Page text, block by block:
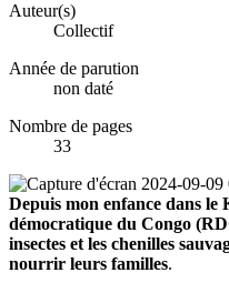
Auteur(s)
Collectif
Année de parution
non daté
Nombre de pages
33
Depuis mon enfance dans
démocratique du Congo
insectes et les chenilles
nourrir leurs familles.